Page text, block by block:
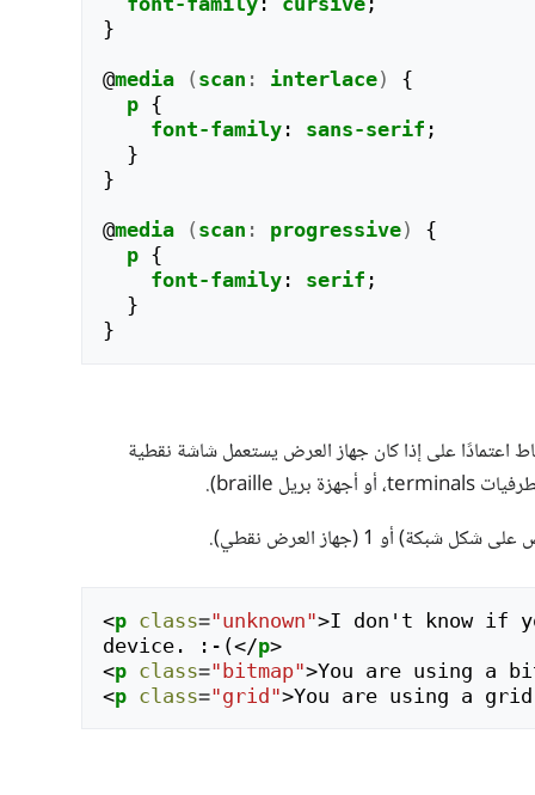
}
@media ( scan : interlace)
{
p {
font-family: sans-serif ;
}
}
@media ( scan : progressive)
{
p {
font-family: serif ;
}
}
اعتمادًا على إذا كان جهاز العرض يستعمل شاشة نقطية
<p class="unknown">I don't know if
device. :-(</p>
<p class="bitmap">You are using a
<p class="grid">You are using a